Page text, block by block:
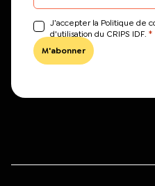
J’accepter la Politique de
d'utilisation du CRIPS IDF. *